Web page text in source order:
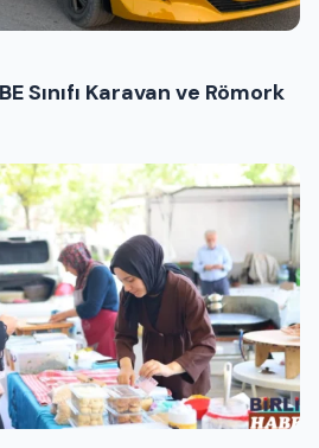
Sınıfı Karavan ve Römork